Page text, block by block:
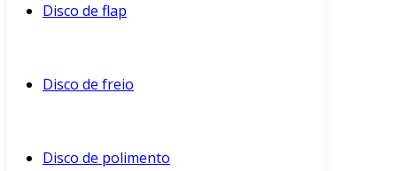
Disco de flap
Disco de freio
Disco de polimento